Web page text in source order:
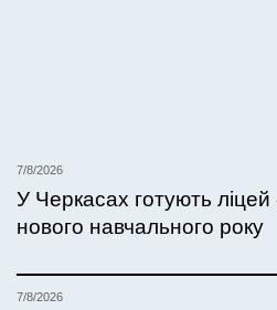
7/8/2026
У Черкасах готують
нового навчального року
7/8/2026